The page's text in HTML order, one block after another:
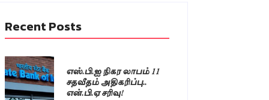
Recent Posts
எஸ்.பி.ஐ நிகர லாபம் 11
சதவீதம் அதிகரிப்பு..
என்.பி.ஏ சரிவு!